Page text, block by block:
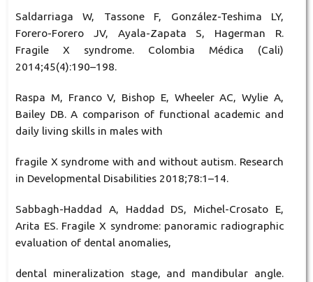
Saldarriaga W, Tassone F, González-Teshima LY,
Forero-Forero JV, Ayala-Zapata S, Hagerman R.
Fragile X syndrome. Colombia Médica (Cali)
2014;45(4):190–198.
Raspa M, Franco V, Bishop E, Wheeler AC, Wylie A,
Bailey DB. A comparison of functional academic and
daily living skills in males with
fragile X syndrome with and without autism. Research
in Developmental Disabilities 2018;78:1–14.
Sabbagh-Haddad A, Haddad DS, Michel-Crosato E,
Arita ES. Fragile X syndrome: panoramic radiographic
evaluation of dental anomalies,
dental mineralization stage, and mandibular angle.